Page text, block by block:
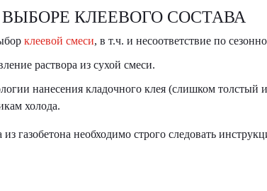
КЛЕЕВОГО СОСТАВА
клеевой смеси, в т.ч. и несоответствие по
раствора из сухой смеси.
нанесения кладочного клея (слишком
холода.
из газобетона необходимо строго следовать